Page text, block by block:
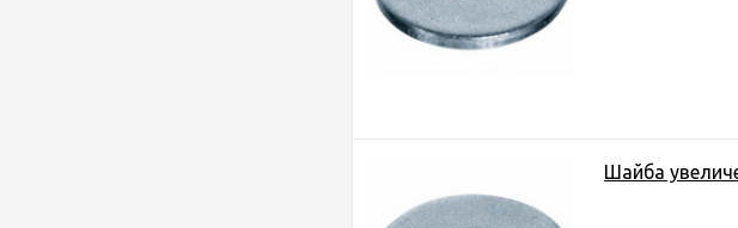
Шайба